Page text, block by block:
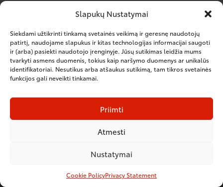
Slapukų Nustatymai
Siekdami užtikrinti tinkamą svetainės veikimą ir geresnę naudotojų
patirtį, naudojame slapukus ir kitas technologijas informacijai saugoti
ir (arba) pasiekti naudotojo įrenginyje. Jūsų sutikimas leidžia mums
tvarkyti asmens duomenis, tokius kaip naršymo duomenys ar unikalūs
identifikatoriai. Nesutikus arba atšaukus sutikimą, tam tikros svetainės
funkcijos gali neveikti tinkamai.
Priimti
Atmesti
Nustatymai
Cookie PolicyPrivacy Statement
el.p. info@autotoja.lt
Darbo laikas:
I-V – 8:00-18:00
VI – nedirbame
– Salonas, naujų komercinių automobilių pardavimas
– Kėbulų remontas
© 2016 Visos teisės saugomos. UAB "Autotoja"